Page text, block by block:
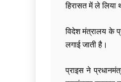
हिरासत में ले लिया
विदेश मंत्रालय के
लगाई जाती है।
प्राइस ने